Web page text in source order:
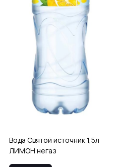
Вода Святой источник 1,5л
ЛИМОН негаз